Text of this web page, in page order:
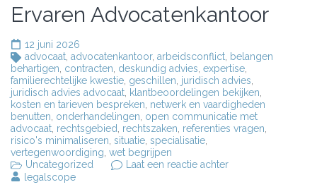
Ervaren Advocatenkantoor
12 juni 2026
advocaat advocatenkantoor, arbeidsconflict belangen
behartigen contracten deskundig advies expertise
familierechtelijke kwestie geschillen juridisch advies
juridisch advies advocaat klantbeoordelingen bekijken
kosten en tarieven bespreken netwerk en vaardigheden
benutten onderhandelingen open communicatie met
advocaat rechtsgebied rechtszaken referenties vragen
risico's minimaliseren situatie specialisatie
vertegenwoordiging wet begrijpen
Uncategorized
Laat een reactie achterop
legalscope